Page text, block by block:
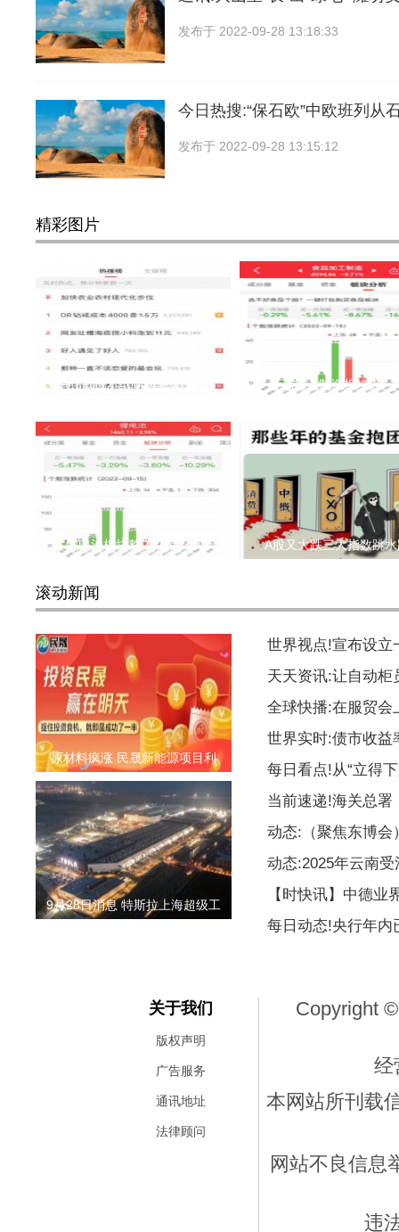
发布于 2022-09-28 13:18:33
今日热搜:“保石欧”中欧班列从
发布于 2022-09-28 13:15:12
精彩图片
DR钻戒成本4000卖1.5万上热 食品加工制造板块近一
锂电池板块整体涨幅-3.9 A股又大跌三大指数跳
滚动新闻
原材料疯涨 民晟新能源项目利
9月28日消息 特斯拉上海超级工
世界视点!宣布设立
天天资讯:让自动柜
全球快播:在服贸会
世界实时:债市收益
每日看点!从“立得
当前速递!海关总署
动态:（聚焦东博会
动态:2025年云南
【时快讯】中德
每日动态!央行年内
关于我们
版权声明
广告服务
通讯地址
法律顾问
Copyright
经
本网站所刊载
网站不良信息
违